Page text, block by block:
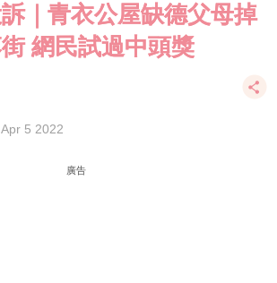
｜青衣公屋缺德父母掉
網民試過中頭獎
Apr 5 2022
廣告